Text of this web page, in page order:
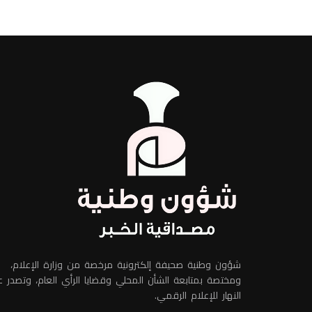
شؤون وطنية صحيفة إلكترونية مرخصة من وزارة الإعلام،
ومختصة بمتابعة الشأن المحلي وقضايا الرأي العام،
النهار للإعلام الرقمي.